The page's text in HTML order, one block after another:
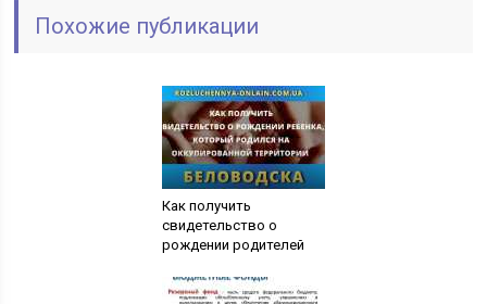
Похожие публикации
Как получить
свидетельство о
рождении родителей